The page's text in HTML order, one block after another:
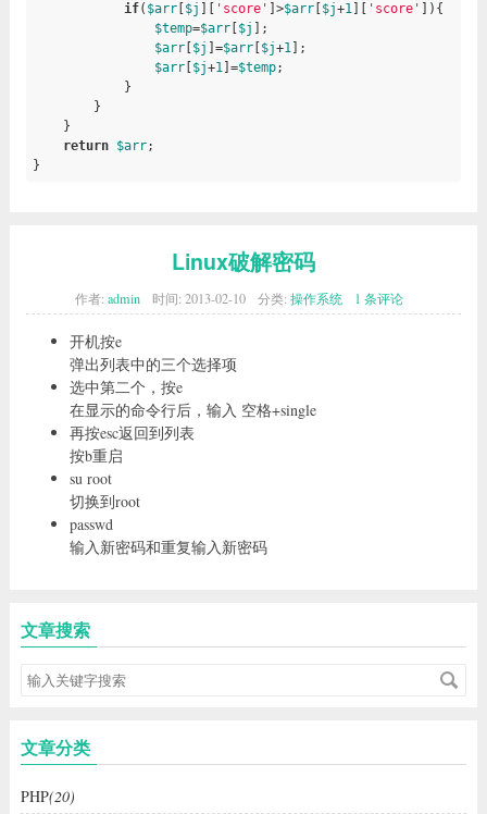
if( $arr[ $j 'score' ]>$arr[ $j+1][ 'score'
]){
$temp=$arr[ $j
];
$arr[ $j ]=$arr[ $j+1];
$arr[ $j+1]=$temp;
            }
        }
    }
return $arr;
}
Linux破解密码
作者: admin 时间: 2013-02-10 分类: 操作系统 1 条评论
开机按e
弹出列表中的三个选择项
选中第二个，按e
在显示的命令行后，输入 空格+single
再按esc返回到列表
按b重启
su root
切换到root
passwd
输入新密码和重复输入新密码
文章搜索
文章分类
PHP(20)